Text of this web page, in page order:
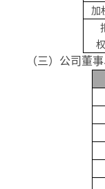
加
（三） 公司董